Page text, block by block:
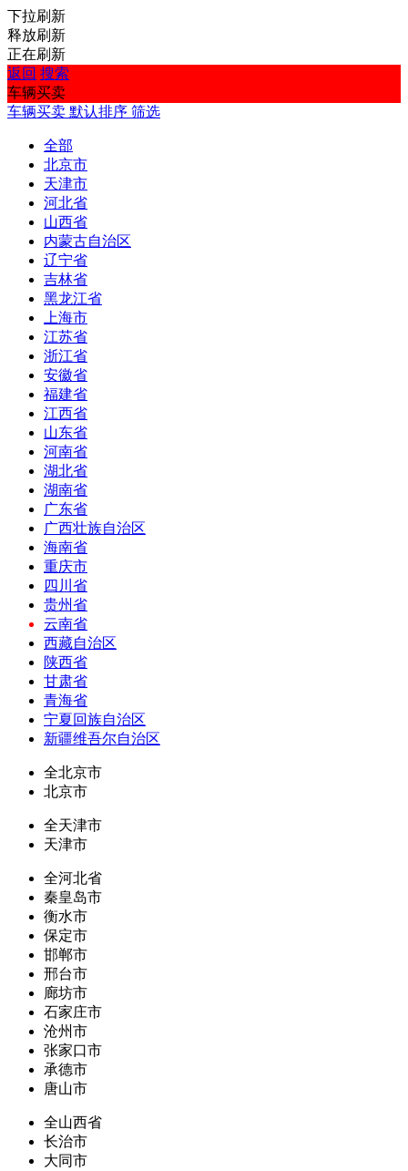
下拉刷新
释放刷新
正在刷新
返回 搜索
车辆买卖
车辆买卖 默认排序 筛选
全部
北京市
天津市
河北省
山西省
内蒙古自治区
辽宁省
吉林省
黑龙江省
上海市
江苏省
浙江省
安徽省
福建省
江西省
山东省
河南省
湖北省
湖南省
广东省
广西壮族自治区
海南省
重庆市
四川省
贵州省
云南省
西藏自治区
陕西省
甘肃省
青海省
宁夏回族自治区
新疆维吾尔自治区
全北京市
北京市
全天津市
天津市
全河北省
秦皇岛市
衡水市
保定市
邯郸市
邢台市
廊坊市
石家庄市
沧州市
张家口市
承德市
唐山市
全山西省
长治市
大同市